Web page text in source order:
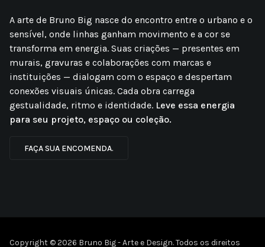
A arte de Bruno Big nasce do encontro entre o urbano e o
sensível, onde linhas ganham movimento e a cor se
transforma em energia. Suas criações — presentes em
murais, gravuras e colaborações com marcas e
instituições — dialogam com o espaço e despertam
conexões visuais únicas. Cada obra carrega
gestualidade, ritmo e identidade. Leve essa energia
para seu projeto, espaço ou coleção.
FAÇA SUA ENCOMENDA.
Copyright © 2026 Bruno Big - Arte e Design. Todos os direitos